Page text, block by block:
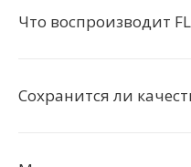
Что воспроизводит
Сохранится ли